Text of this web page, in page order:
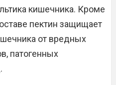
кишечника. Кроме
пектин защищает
от вредных
патогенных